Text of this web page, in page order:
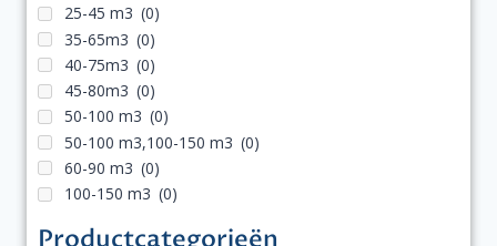
25-45 m3 (0)
35-65m3 (0)
40-75m3 (0)
45-80m3 (0)
50-100 m3 (0)
50-100 m3,100-150 m3 (0)
60-90 m3 (0)
100-150 m3 (0)